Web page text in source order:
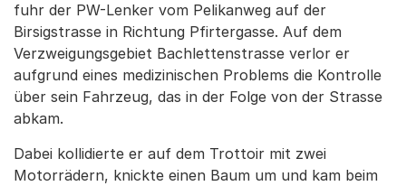
fuhr der PW-Lenker vom Pelikanweg auf der
Birsigstrasse in Richtung Pfirtergasse. Auf dem
Verzweigungsgebiet Bachlettenstrasse verlor er
aufgrund eines medizinischen Problems die Kontrolle
über sein Fahrzeug, das in der Folge von der Strasse
abkam.
Dabei kollidierte er auf dem Trottoir mit zwei
Motorrädern, knickte einen Baum um und kam beim